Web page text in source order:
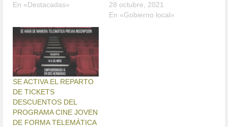
En «Destacadas»
28 octubre, 2021
En «Gobierno local»
SE ACTIVA EL REPARTO
DE TICKETS
DESCUENTOS DEL
PROGRAMA CINE JOVEN
DE FORMA TELEMÁTICA